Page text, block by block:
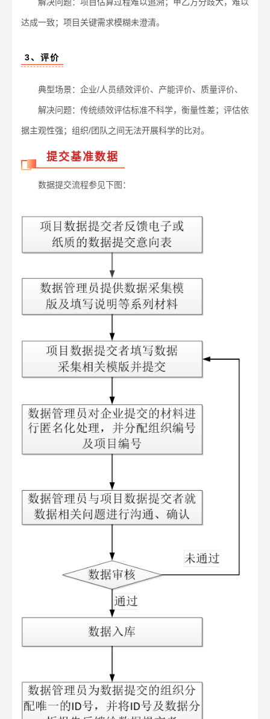
解决问题：项目估算过程难以追溯；甲乙方分歧大，难以
达成一致；项目关键需求模糊未澄清。
3、评价
典型场景：企业/人员绩效评价、产能评价、质量评价、
解决问题：传统绩效评估标准不科学，衡量性差；评估依
据主观性强；组织/团队之间无法开展科学的比对。
提交基准数据
数据提交流程参见下图：